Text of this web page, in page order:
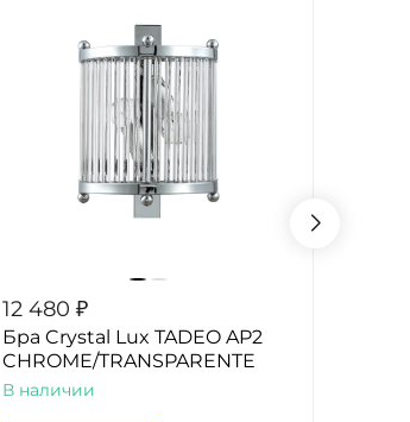
12 480 ₽
Бра Crystal Lux TADEO AP2
CHROME/TRANSPARENTE
В наличии